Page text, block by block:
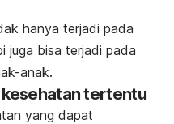
hanya terjadi pada
juga bisa terjadi pada
anak.
kesehatan tertentu
yang dapat